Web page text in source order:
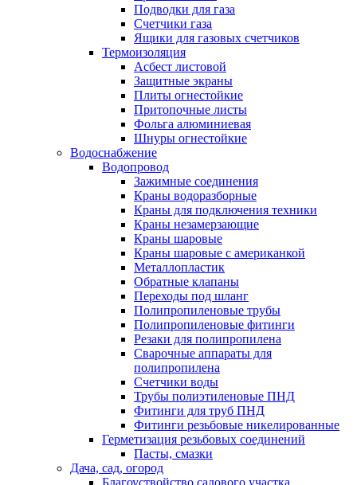
Подводки для газа
Счетчики газа
Ящики для газовых счетчиков
Термоизоляция
Асбест листовой
Защитные экраны
Плиты огнестойкие
Притопочные листы
Фольга алюминиевая
Шнуры огнестойкие
Водоснабжение
Водопровод
Зажимные соединения
Краны водоразборные
Краны для подключения техники
Краны незамерзающие
Краны шаровые
Краны шаровые с американкой
Металлопластик
Обратные клапаны
Переходы под шланг
Полипропиленовые трубы
Полипропиленовые фитинги
Резаки для полипропилена
Сварочные аппараты для
полипропилена
Счетчики воды
Трубы полиэтиленовые ПНД
Фитинги для труб ПНД
Фитинги резьбовые никелированные
Герметизация резьбовых соединений
Пасты, смазки
Дача, сад, огород
Благоуствойство садового участка